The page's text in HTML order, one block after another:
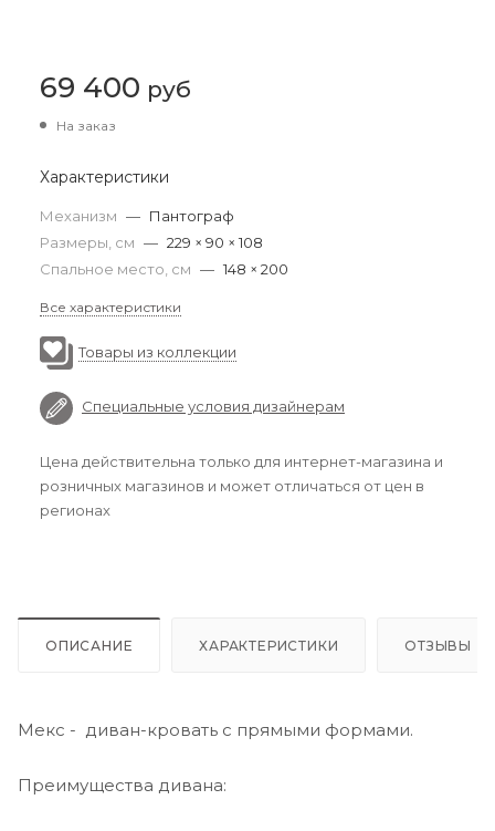
69 400 руб
На заказ
Характеристики
Механизм — Пантограф
Размеры, см — 229 × 90 × 108
Спальное место, см — 148 × 200
Все характеристики
Товары из коллекции
Специальные условия дизайнерам
Цена действительна только для интернет-магазина и
розничных магазинов и может отличаться от цен в
регионах
ОПИСАНИЕ ХАРАКТЕРИСТИКИ ОТЗЫВЫ
Мекс - диван-кровать с прямыми формами.
Преимущества дивана: